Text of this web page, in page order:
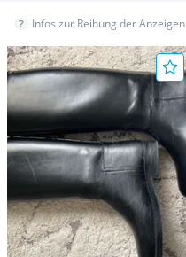
Infos zur Reihung der Anzeigen